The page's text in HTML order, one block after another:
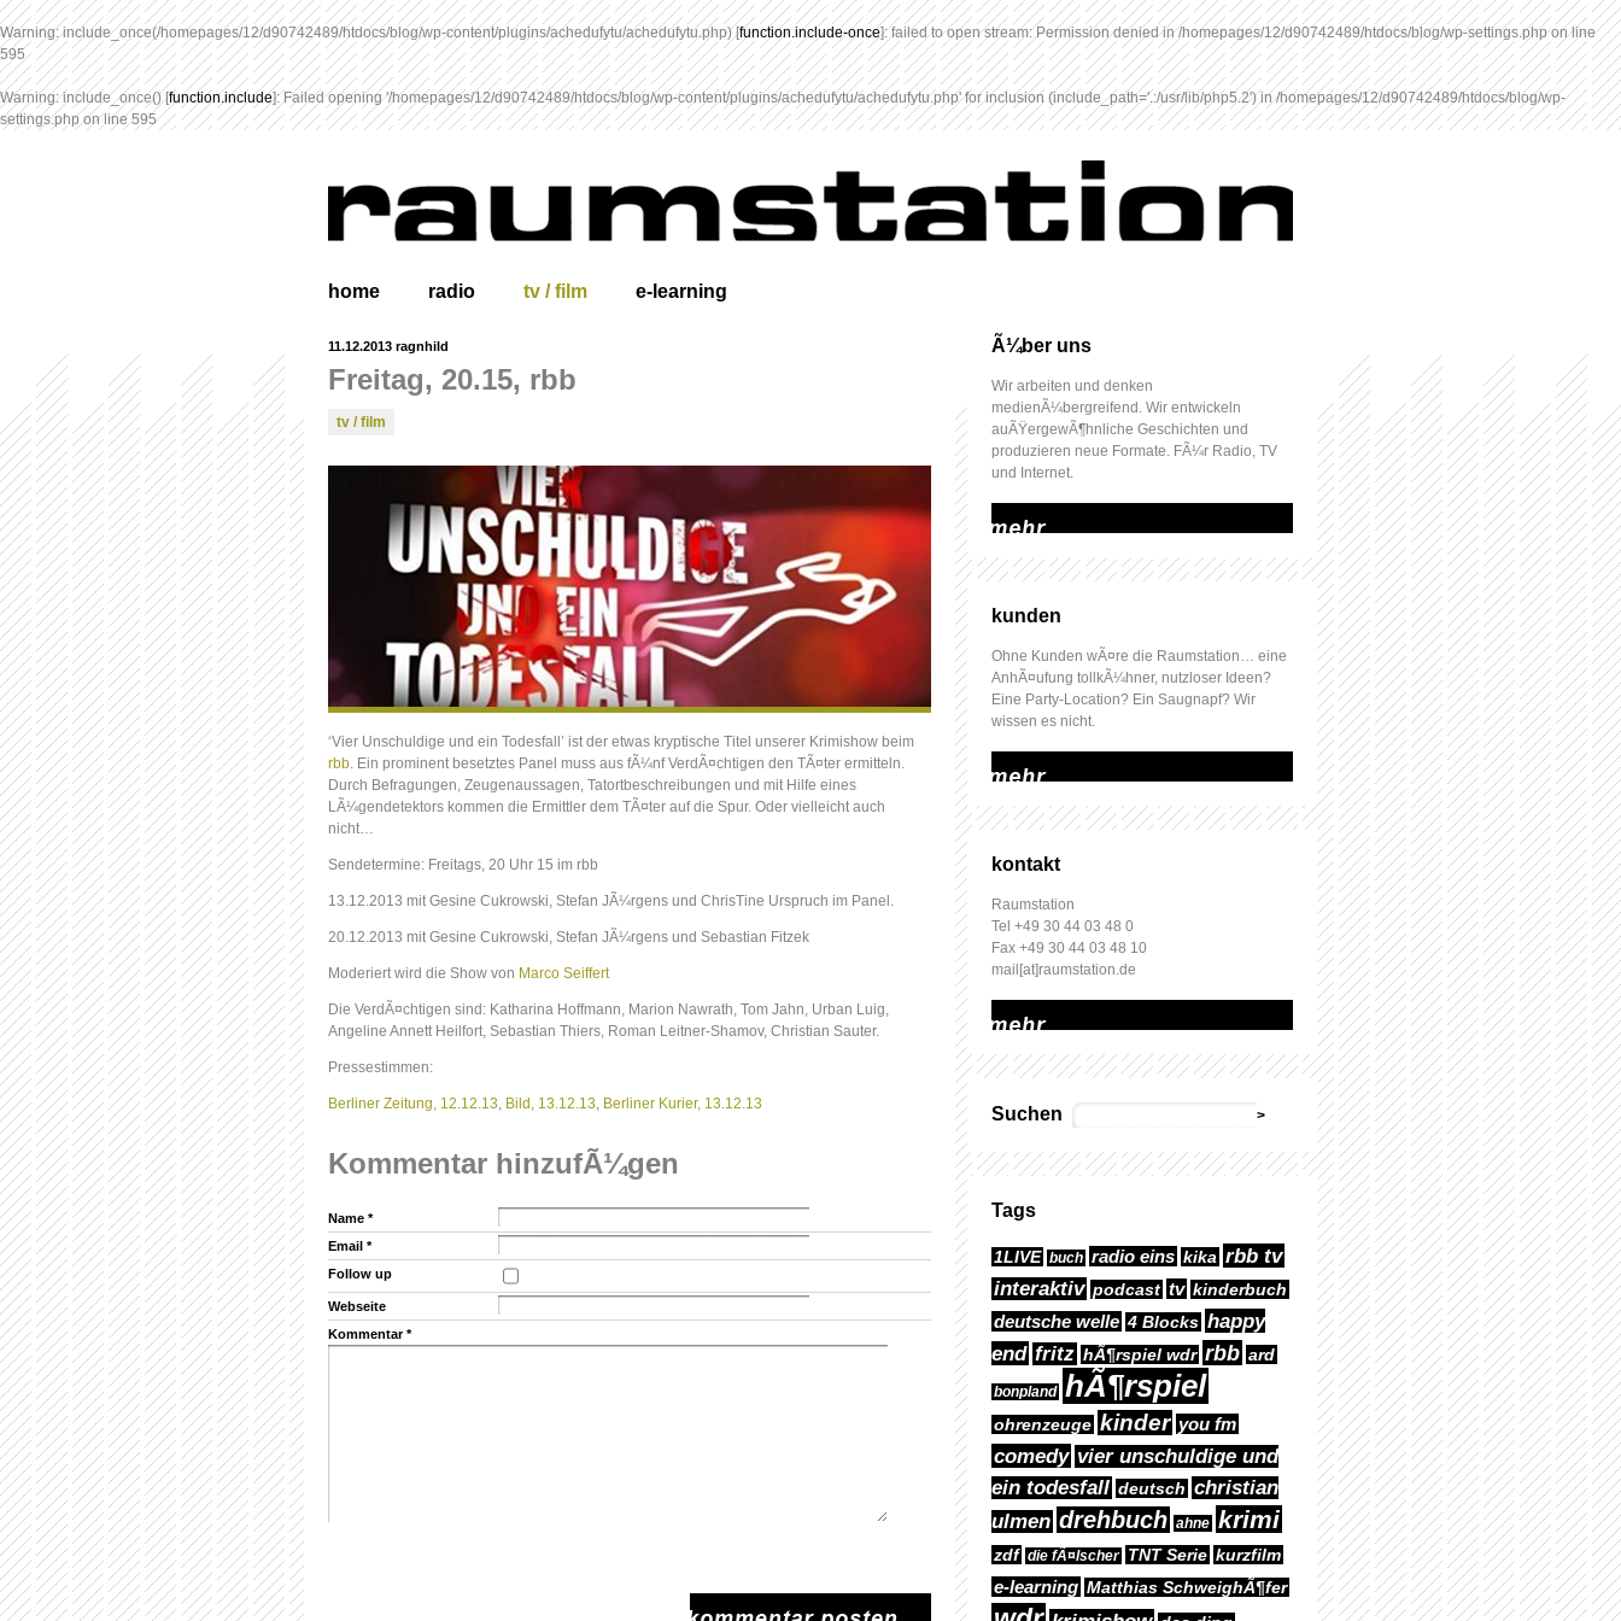
Warning: include_once(/homepages/12/d90742489/htdocs/blog/wp-content/plugins/achedufytu/achedufytu.php) [function.include-once]: failed to open stream: Permission denied in/homepages/12/d90742489/htdocs/blog/wp-settings.phpon line
595
Warning: include_once() [function.include]: Failed opening '/homepages/12/d90742489/htdocs/blog/wp-content/plugins/achedufytu/achedufytu.php' for inclusion (include_path='.:/usr/lib/php5.2') in/homepages/12/d90742489/htdocs/blog/wp-
settings.phpon line595
home radio tv / film e-learning
11.12.2013 ragnhild
Freitag, 20.15, rbb
tv / film
‘Vier Unschuldige und ein Todesfall’ ist der etwas kryptische Titel unserer Krimishow beim
rbb. Ein prominent besetztes Panel muss aus fÃ¼nf VerdÃ¤chtigen den TÃ¤ter ermitteln.
Durch Befragungen, Zeugenaussagen, Tatortbeschreibungen und mit Hilfe eines
LÃ¼gendetektors kommen die Ermittler dem TÃ¤ter auf die Spur. Oder vielleicht auch
nicht…
Sendetermine: Freitags, 20 Uhr 15 im rbb
13.12.2013 mit Gesine Cukrowski, Stefan JÃ¼rgens und ChrisTine Urspruch im Panel.
20.12.2013 mit Gesine Cukrowski, Stefan JÃ¼rgens und Sebastian Fitzek
Moderiert wird die Show von Marco Seiffert
Die VerdÃ¤chtigen sind: Katharina Hoffmann, Marion Nawrath, Tom Jahn, Urban Luig,
Angeline Annett Heilfort, Sebastian Thiers, Roman Leitner-Shamov, Christian Sauter.
Pressestimmen:
Berliner Zeitung, 12.12.13, Bild, 13.12.13, Berliner Kurier, 13.12.13
Kommentar hinzufÃ¼gen
Name *
Email *
Follow up
Webseite
Kommentar*
Ã¼ber uns
Wir arbeiten und denken
medienÃ¼bergreifend. Wir entwickeln
auÃŸergewÃ¶hnliche Geschichten und
produzieren neue Formate. FÃ¼r Radio, TV
und Internet.
kunden
Ohne Kunden wÃ¤re die Raumstation… eine
AnhÃ¤ufung tollkÃ¼hner, nutzloser Ideen?
Eine Party-Location? Ein Saugnapf? Wir
wissen es nicht.
kontakt
Raumstation
Tel +49 30 44 03 48 0
Fax +49 30 44 03 48 10
mail[at]raumstation.de
Suchen
Tags
1LIVE buch radio eins kika rbb tv
interaktiv podcast tv kinderbuch
deutsche welle 4 Blocks happy
end fritz hÃ¶rspiel wdr rbb ard
bonpland hÃ¶rspiel
ohrenzeuge kinder you fm
comedy vier unschuldige und
ein todesfall deutsch christian
ulmen drehbuch ahne krimi
zdf die fÃ¤lscher TNT Serie kurzfilm
e-learning Matthias SchweighÃ¶fer